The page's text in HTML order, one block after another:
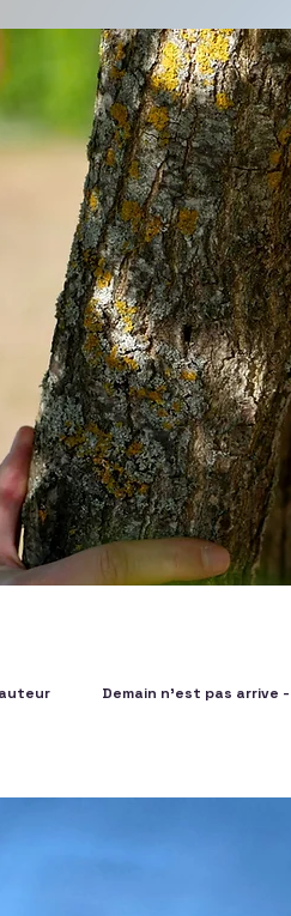
Demain n'est pas arrive